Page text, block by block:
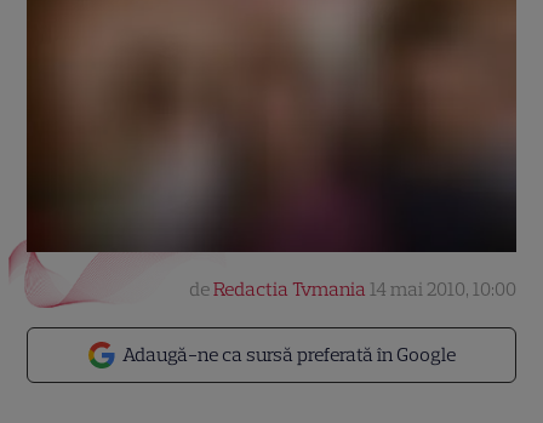
Adaugă-ne ca sursă preferată în Google
deRedactia Tvmania 14 mai 2010, 10:00